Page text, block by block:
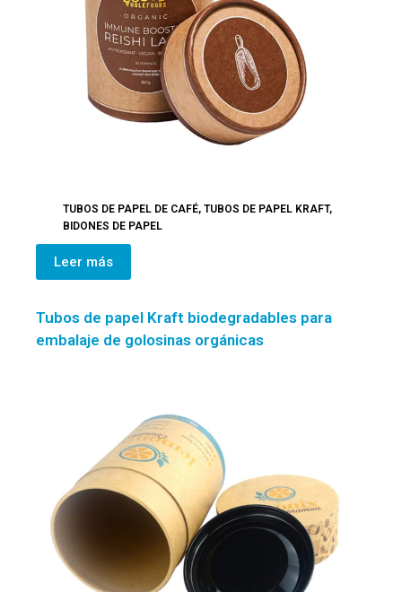
TUBOS DE PAPEL DE CAFÉ, TUBOS DE PAPEL KRAFT,
BIDONES DE PAPEL
Leer más
Tubos de papel Kraft biodegradables para
embalaje de golosinas orgánicas